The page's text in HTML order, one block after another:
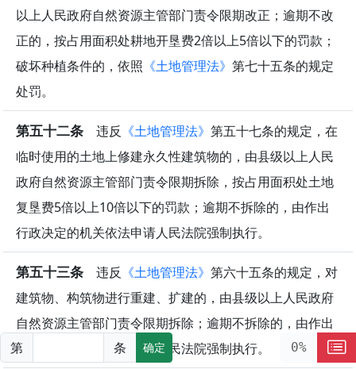
以上人民政府自然资源主管部门责令限期改正；逾期不改
正的，按占用面积处耕地开垦费2倍以上5倍以下的罚款；
破坏种植条件的，依照 《土地管理法》 第七十五条的规定
处罚。
第五十二条 违反 《土地管理法》 第五十七条的规定，在
临时使用的土地上修建永久性建筑物的，由县级以上人民
政府自然资源主管部门责令限期拆除，按占用面积处土地
复垦费5倍以上10倍以下的罚款；逾期不拆除的，由作出
行政决定的机关依法申请人民法院强制执行。
第五十三条 违反 《土地管理法》 第六十五条的规定，对
建筑物、构筑物进行重建、扩建的，由县级以上人民政府
自然资源主管部门责令限期拆除；逾期不拆除的，由作出
行政决定的机关依法申请人民法院强制执行。
第 条 确定 0%